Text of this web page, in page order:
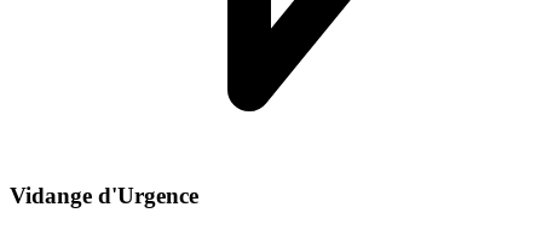
Vidange d'Urgence